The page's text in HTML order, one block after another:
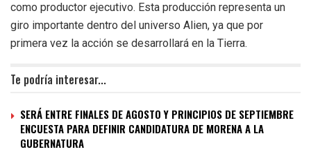
como productor ejecutivo. Esta producción representa un
giro importante dentro del universo Alien, ya que por
primera vez la acción se desarrollará en la Tierra.
Te podría interesar...
SERÁ ENTRE FINALES DE AGOSTO Y PRINCIPIOS DE SEPTIEMBRE
ENCUESTA PARA DEFINIR CANDIDATURA DE MORENA A LA
GUBERNATURA